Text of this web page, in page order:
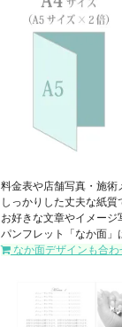
料金表や店舗写真・施術
しっかりした丈夫な紙質
お好きな文章やイメージ
パンフレット「なか面」
なか面デザインも合わ